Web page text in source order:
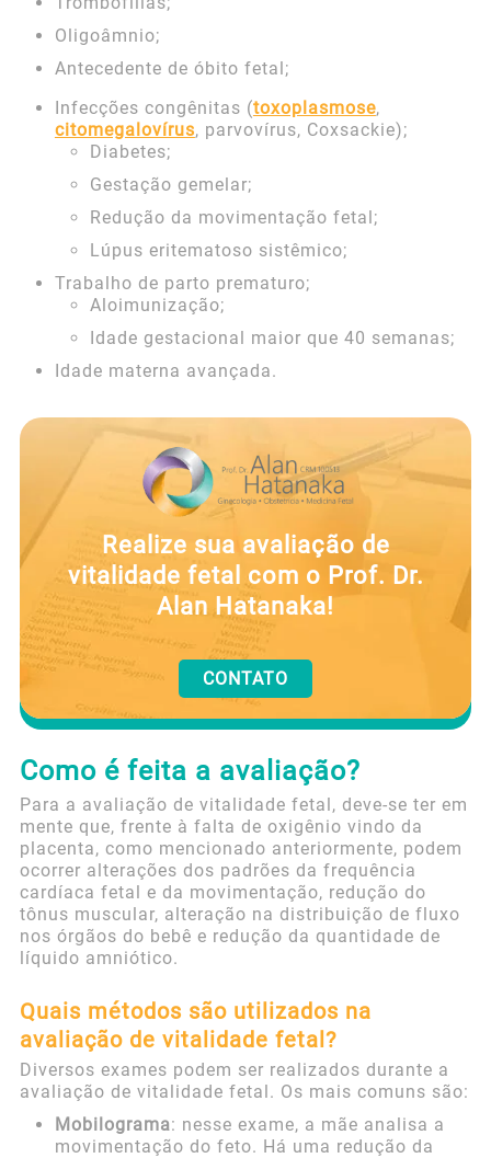
Oligoâmnio;
Antecedente de óbito fetal;
Infecções congênitas (toxoplasmose,
citomegalovírus, parvovírus, Coxsackie);
Diabetes;
Gestação gemelar;
Redução da movimentação fetal;
Lúpus eritematoso sistêmico;
Trabalho de parto prematuro;
Aloimunização;
Idade gestacional maior que 40 semanas;
Idade materna avançada.
Realize sua avaliação de
vitalidade fetal com o Prof. Dr.
Alan Hatanaka!
CONTATO
Como é feita a avaliação?
Para a avaliação de vitalidade fetal, deve-se ter em
mente que, frente à falta de oxigênio vindo da
placenta, como mencionado anteriormente, podem
ocorrer alterações dos padrões da frequência
cardíaca fetal e da movimentação, redução do
tônus muscular, alteração na distribuição de fluxo
nos órgãos do bebê e redução da quantidade de
líquido amniótico.
Quais métodos são utilizados na
avaliação de vitalidade fetal?
Diversos exames podem ser realizados durante a
avaliação de vitalidade fetal. Os mais comuns são:
Mobilograma: nesse exame, a mãe analisa a
movimentação do feto. Há uma redução da